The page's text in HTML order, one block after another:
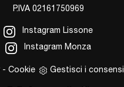
P.IVA 02161750969
Instagram Lissone
Instagram Monza
- Cookie Gestisci i consensi